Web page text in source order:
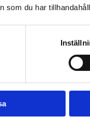
som du har
att använda
här produkten
underkroppen. Du kan
sorter
– Mycket lätt